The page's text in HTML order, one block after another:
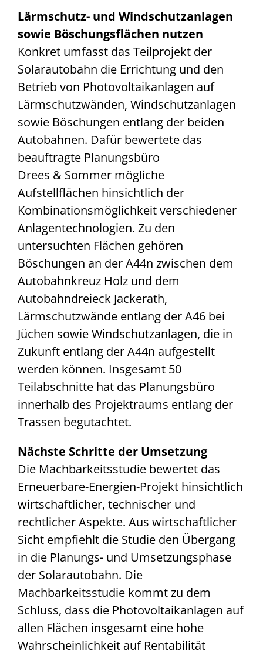
Lärmschutz- und Windschutzanlagen
sowie Böschungsflächen nutzen
Konkret umfasst das Teilprojekt der
Solarautobahn die Errichtung und den
Betrieb von Photovoltaikanlagen auf
Lärmschutzwänden, Windschutzanlagen
sowie Böschungen entlang der beiden
Autobahnen. Dafür bewertete das
beauftragte Planungsbüro
Drees & Sommer mögliche
Aufstellflächen hinsichtlich der
Kombinationsmöglichkeit verschiedener
Anlagentechnologien. Zu den
untersuchten Flächen gehören
Böschungen an der A44n zwischen dem
Autobahnkreuz Holz und dem
Autobahndreieck Jackerath,
Lärmschutzwände entlang der A46 bei
Jüchen sowie Windschutzanlagen, die in
Zukunft entlang der A44n aufgestellt
werden können. Insgesamt 50
Teilabschnitte hat das Planungsbüro
innerhalb des Projektraums entlang der
Trassen begutachtet.
Nächste Schritte der Umsetzung
Die Machbarkeitsstudie bewertet das
Erneuerbare-Energien-Projekt hinsichtlich
wirtschaftlicher, technischer und
rechtlicher Aspekte. Aus wirtschaftlicher
Sicht empfiehlt die Studie den Übergang
in die Planungs- und Umsetzungsphase
der Solarautobahn. Die
Machbarkeitsstudie kommt zu dem
Schluss, dass die Photovoltaikanlagen auf
allen Flächen insgesamt eine hohe
Wahrscheinlichkeit auf Rentabilität